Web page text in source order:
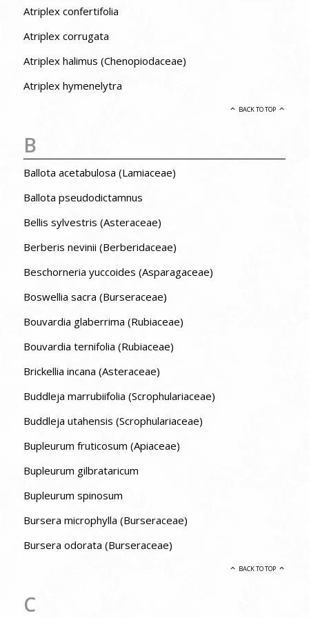
Atriplex confertifolia
Atriplex corrugata
Atriplex halimus (Chenopiodaceae)
Atriplex hymenelytra
BACK TO TOP
B
Ballota acetabulosa (Lamiaceae)
Ballota pseudodictamnus
Bellis sylvestris (Asteraceae)
Berberis nevinii (Berberidaceae)
Beschorneria yuccoides (Asparagaceae)
Boswellia sacra (Burseraceae)
Bouvardia glaberrima (Rubiaceae)
Bouvardia ternifolia (Rubiaceae)
Brickellia incana (Asteraceae)
Buddleja marrubiifolia (Scrophulariaceae)
Buddleja utahensis (Scrophulariaceae)
Bupleurum fruticosum (Apiaceae)
Bupleurum gilbrataricum
Bupleurum spinosum
Bursera microphylla (Burseraceae)
Bursera odorata (Burseraceae)
BACK TO TOP
C